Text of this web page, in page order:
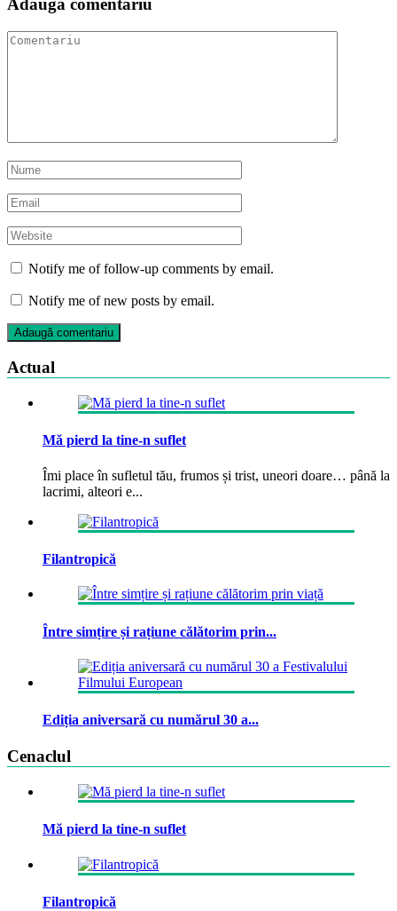
Adaugă comentariu
Notify me of follow-up comments by email.
Notify me of new posts by email.
Actual
Mă pierd la tine-n suflet
Îmi place în sufletul tău, frumos și trist, uneori doare… până la
lacrimi, alteori e...
Filantropică
Între simțire și rațiune călătorim prin...
Ediția aniversară cu numărul 30 a...
Cenaclul
Mă pierd la tine-n suflet
Filantropică